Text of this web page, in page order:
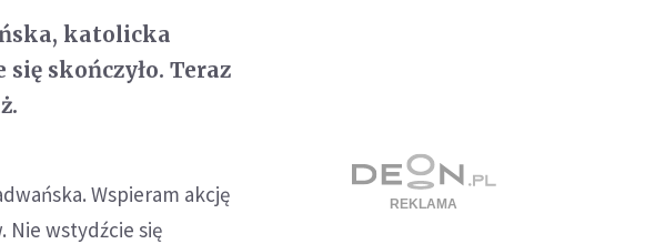
katolicka
skończyło. Teraz
Wspieram akcję
Nie wstydźcie się